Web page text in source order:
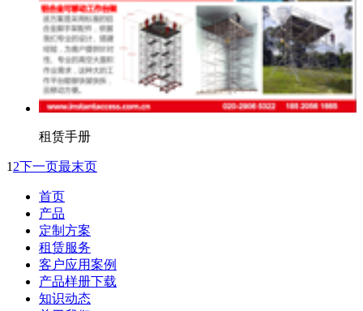
租赁手册
1 2下一页最末页
首页
产品
定制方案
租赁服务
客户应用案例
产品样册下载
知识动态